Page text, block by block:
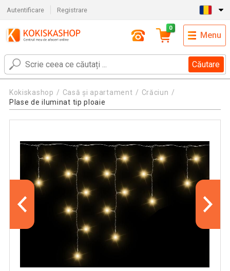
Autentificare Registrare
Căutare
0
Menu
Kokiskashop Casă și apartament
Crăciun
Plase de iluminat tip ploaie